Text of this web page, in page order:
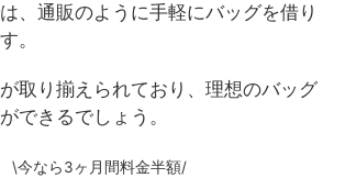
、通販のように手軽にバッグを借り
。
取り揃えられており、理想のバッグ
できるでしょう。
\今なら3ヶ月間料金半額/